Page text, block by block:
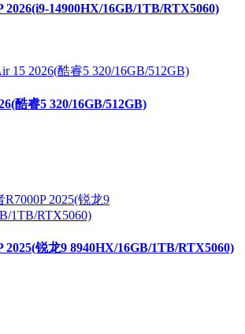
2026(i9-14900HX/16GB/1TB/RTX5060)
酷睿5 320/16GB/512GB)
2025(锐龙9 8940HX/16GB/1TB/RTX5060)